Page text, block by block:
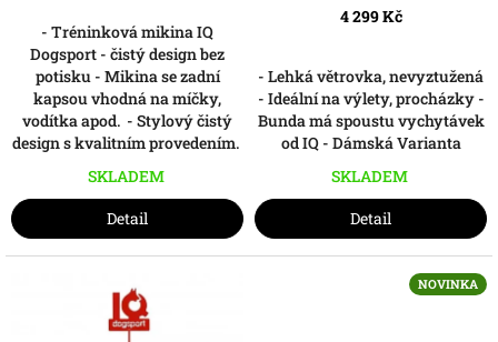
- Tréninková mikina IQ
Dogsport - čistý design bez
potisku - Mikina se zadní
kapsou vhodná na míčky,
vodítka apod. - Stylový čistý
design s kvalitním provedením.
SKLADEM
Detail
4 299 Kč
- Lehká větrovka, nevyztužená
- Ideální na výlety, procházky -
Bunda má spoustu vychytávek
od IQ - Dámská Varianta
SKLADEM
Detail
NOVINKA